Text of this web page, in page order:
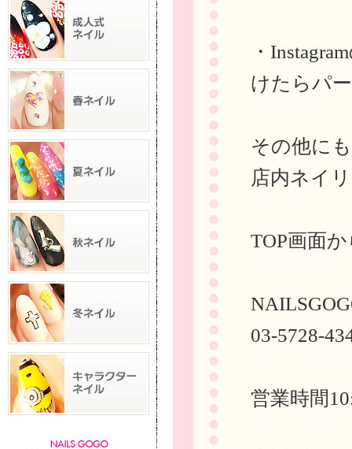
・
けたらパ
その他に
店内ネイ
TOP画面
03-5728-
営業時間